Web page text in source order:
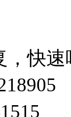
，快速